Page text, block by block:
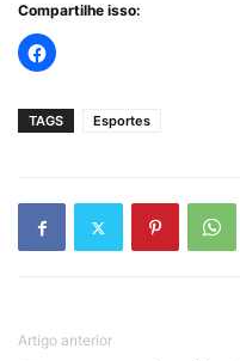
Compartilhe isso:
TAGS Esportes
Artigo anterior